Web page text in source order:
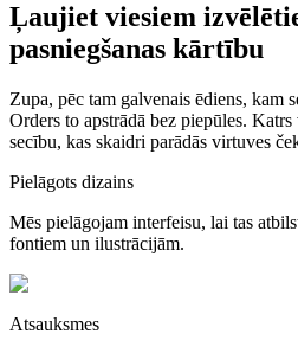
Ļaujiet viesiem
pasniegšanas kārtību
Zupa, pēc tam galvenais ēdiens, kam
Orders to apstrādā bez piepūles.
secību, kas skaidri parādās virtuves
Pielāgots dizains
Mēs pielāgojam interfeisu, lai tas
fontiem un ilustrācijām.
Atsauksmes